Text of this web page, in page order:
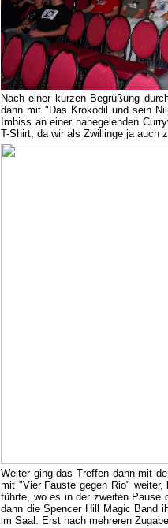
Nach einer kurzen Begrüßung
dann mit "Das Krokodil und sein
Imbiss an einer nahegelenden
T-Shirt, da wir als Zwillinge ja auch
Weiter ging das Treffen dann mit
mit "Vier Fäuste gegen Rio"
führte, wo es in der zweiten Pause
dann die Spencer Hill Magic Band
im Saal. Erst nach mehreren